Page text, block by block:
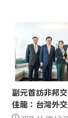
副元首訪非邦
佳龍：台灣外